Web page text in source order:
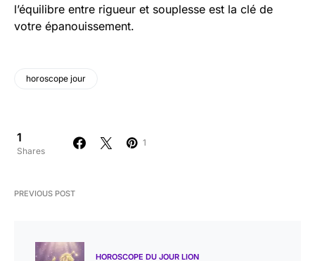
l’équilibre entre rigueur et souplesse est la clé de
votre épanouissement.
horoscope jour
1
Shares
1
PREVIOUS POST
HOROSCOPE DU JOUR LION